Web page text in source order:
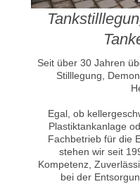
Seit über 30 Jahren
Stilllegung,
Egal, ob
Plastiktankanlage
Fachbetrieb für die
stehen wir seit
Kompetenz,
bei der